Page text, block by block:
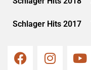
Schlager Hits 2017